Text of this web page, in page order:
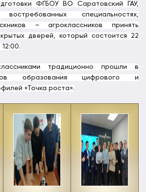
ФГБОУ ВО Саратовский ГАУ,
специальностях,
– агроклассников принять
дверей, который состоится 22
традиционно прошли в
образования цифрового и
«Точка роста».